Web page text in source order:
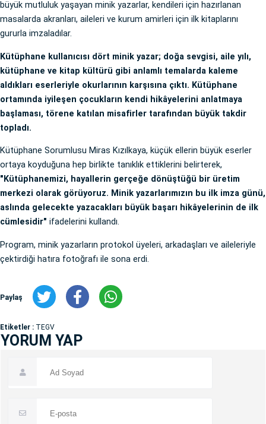
büyük mutluluk yaşayan minik yazarlar, kendileri için hazırlanan
masalarda akranları, aileleri ve kurum amirleri için ilk kitaplarını
gururla imzaladılar.
Kütüphane kullanıcısı dört minik yazar; doğa sevgisi, aile yılı,
kütüphane ve kitap kültürü gibi anlamlı temalarda kaleme
aldıkları eserleriyle okurlarının karşısına çıktı. Kütüphane
ortamında iyileşen çocukların kendi hikâyelerini anlatmaya
başlaması, törene katılan misafirler tarafından büyük takdir
topladı.
Kütüphane Sorumlusu Miras Kızılkaya, küçük ellerin büyük eserler
ortaya koyduğuna hep birlikte tanıklık ettiklerini belirterek,
"Kütüphanemizi, hayallerin gerçeğe dönüştüğü bir üretim
merkezi olarak görüyoruz. Minik yazarlarımızın bu ilk imza günü,
aslında gelecekte yazacakları büyük başarı hikâyelerinin de ilk
cümlesidir" ifadelerini kullandı.
Program, minik yazarların protokol üyeleri, arkadaşları ve aileleriyle
çektirdiği hatıra fotoğrafı ile sona erdi.
Paylaş
Etiketler : TEGV
YORUM YAP